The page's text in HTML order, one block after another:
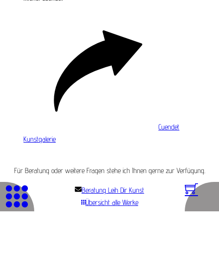
Cuendet
Kunstgalerie
Für Beratung oder weitere Fragen stehe ich Ihnen gerne zur Verfügung.
Beratung Leih Dir Kunst
Übersicht alle Werke